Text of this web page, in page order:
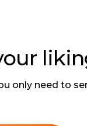
only need to